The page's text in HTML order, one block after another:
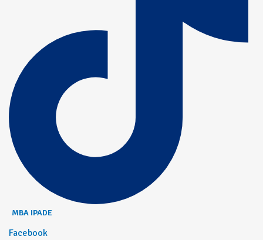
MBA IPADE
Facebook